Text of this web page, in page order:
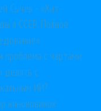
Сычёв - «Хит-
в СССР. Полное
проблема с чартами
делать с
ИИ?
киноновинок: